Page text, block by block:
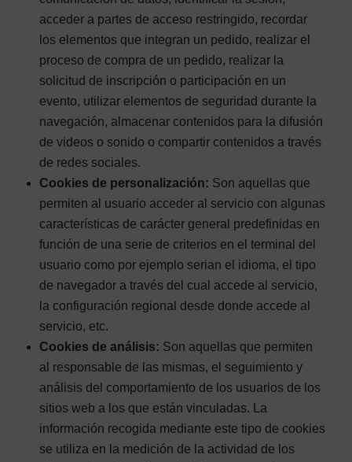
acceder a partes de acceso restringido, recordar
los elementos que integran un pedido, realizar el
proceso de compra de un pedido, realizar la
solicitud de inscripción o participación en un
evento, utilizar elementos de seguridad durante la
navegación, almacenar contenidos para la difusión
de videos o sonido o compartir contenidos a través
de redes sociales.
Cookies de personalización: Son aquellas que
permiten al usuario acceder al servicio con algunas
características de carácter general predefinidas en
función de una serie de criterios en el terminal del
usuario como por ejemplo serian el idioma, el tipo
de navegador a través del cual accede al servicio,
la configuración regional desde donde accede al
servicio, etc.
Cookies de análisis: Son aquellas que permiten
al responsable de las mismas, el seguimiento y
análisis del comportamiento de los usuarios de los
sitios web a los que están vinculadas. La
información recogida mediante este tipo de cookies
se utiliza en la medición de la actividad de los